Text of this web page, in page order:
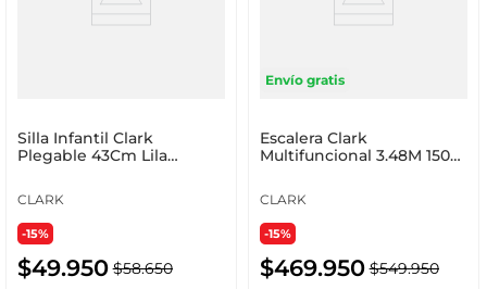
Silla Infantil Clark
Plegable 43Cm Lila
CLARK
-15%
$49.950 $58.650
Envío gratis
Escalera Clark
Multifuncional 3.48M 150
CLARK
-15%
$469.950 $549.950